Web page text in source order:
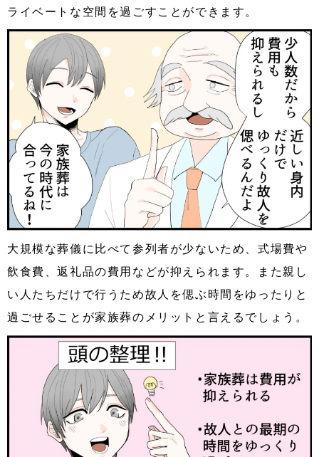
ライベートな空間を過ごすことができます。
大規模な葬儀に比べて参列者が少ないため、式場費や
飲食費、返礼品の費用などが抑えられます。また親し
い人たちだけで行うため故人を偲ぶ時間をゆったりと
過ごせることが家族葬のメリットと言えるでしょう。